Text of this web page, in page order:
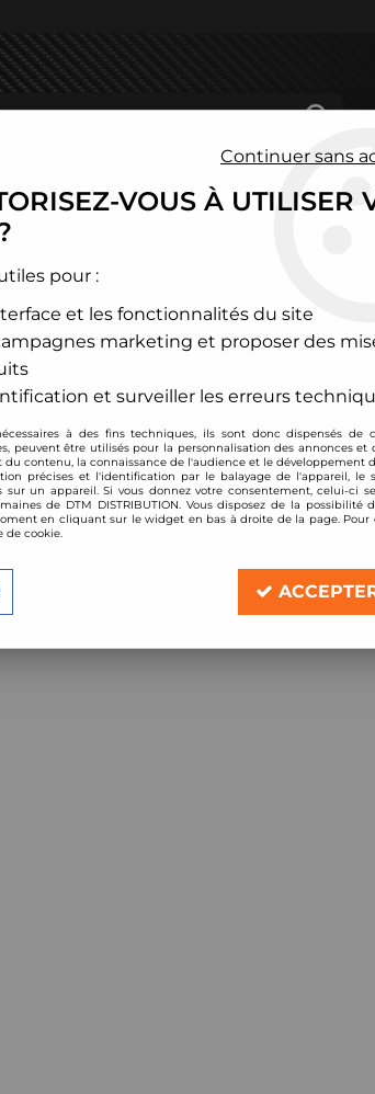
Série 3 >Série 3 E36
SÉRIE 3 E36
Aucune
Continuer sans
VOUS À UTILISER
pour :
et les fonctionnalités du site
marketing et proposer des
et surveiller les erreurs
à des fins techniques, ils sont donc dispensés de
peuvent être utilisés pour la personnalisation des annonces et
du contenu, la connaissance de l'audience et le développement
précises et l'identification par le balayage de l'appareil, le
sur un appareil. Si vous donnez votre consentement, celui-ci
de DTM DISTRIBUTION. Vous disposez de la possibilité
en cliquant sur le widget en bas à droite de la page. Pour
de cookie.